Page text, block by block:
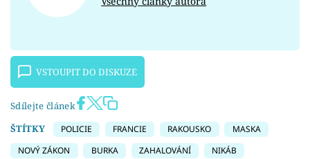
VSTOUPIT DO DISKUZE
Sdílejte článek
ŠTÍTKY
POLICIE FRANCIE RAKOUSKO
MASKA
NOVÝ ZÁKON
BURKA ZAHALOVÁNÍ NIKÁB